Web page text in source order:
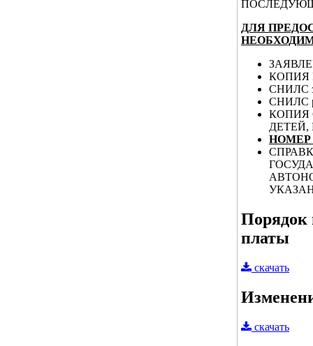
ДЛЯ
КОПИЯ
СНИЛС
СНИЛС
КОПИЯ
НОМЕР
Порядок
платы
скачать
скачать